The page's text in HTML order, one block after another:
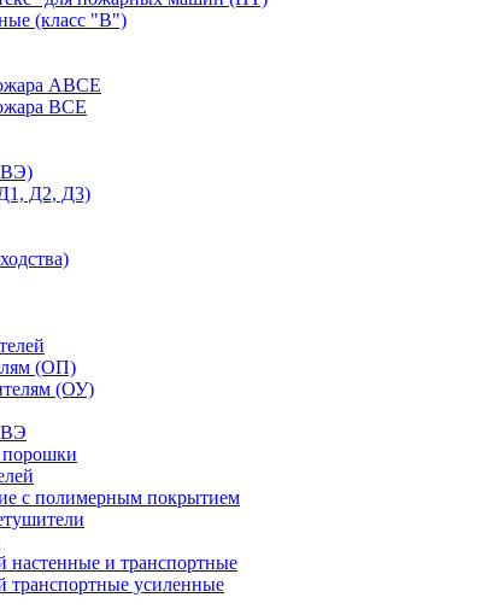
(класс "В")
АВСЕ
ВСЕ
Д2, Д3)
(ОП)
(ОУ)
порошки
с полимерным покрытием
настенные и транспортные
транспортные усиленные